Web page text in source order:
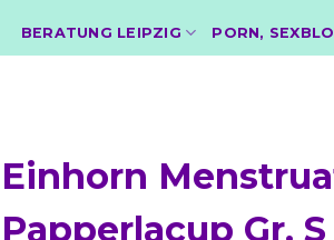
BERATUNG LEIPZIG PORN,
Einhorn
Papperlacup Gr. S